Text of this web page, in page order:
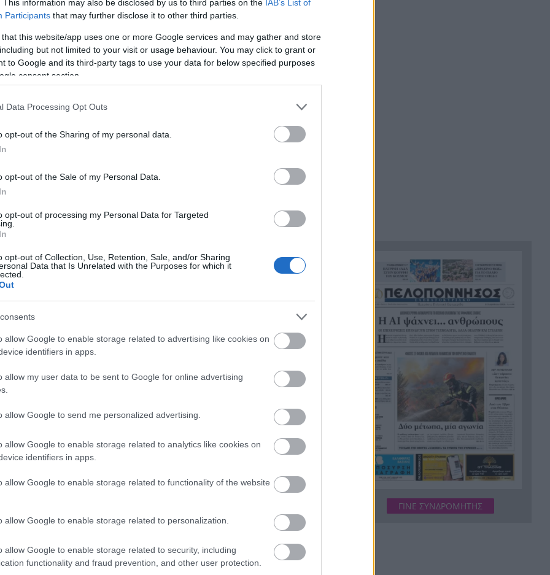
This information may also be disclosed by us to third parties on the IAB’s List of
Participants that may further disclose it to other third parties.
that this website/app uses one or more Google services and may gather and store
but not limited to your visit or usage behaviour. You may click to grant or
to Google and its third-party tags to use your data for below specified purposes
consent section.
Data Processing Opt Outs
opt-out of the Sharing of my personal data.
opt-out of the Sale of my Personal Data.
opt-out of processing my Personal Data for Targeted
opt-out of Collection, Use, Retention, Sale, and/or Sharing
Data that Is Unrelated with the Purposes for which it
allow Google to enable storage related to advertising like cookies on
identifiers in apps.
allow my user data to be sent to Google for online advertising
allow Google to send me personalized advertising.
allow Google to enable storage related to analytics like cookies on
identifiers in apps.
allow Google to enable storage related to functionality of the website
allow Google to enable storage related to personalization.
allow Google to enable storage related to security, including
functionality and fraud prevention, and other user protection.
καταγγέλλει αδράνεια
μετά την απόφαση του τοπικού δικαστηρίου να μην ασκηθεί δίωξη
την απογοήτευσή της, υποστηρίζοντας ότι η υπόθεση της κόρης
είχε δεχθεί πυροβολισμό στην καρδιά, με κατεύθυνση προς τα
έπρεπε να εξεταστεί πιο σοβαρά.
ο πατέρας
Βρετανία στις 10 Ιανουαρίου 2025, όμως πριν από την αναχώρησή
της.
έγινε κατά λάθος. Σύμφωνα με όσα δήλωσε, ήταν μεθυσμένος και
από αμέλεια. Ωστόσο, η τοπική επιτροπή ενόρκων κατέληξε
με αποτέλεσμα να μη του απαγγελθούν κατηγορίες.
του πυροβολισμού
Σαμ Λίτλτερ, η ένταση ξεκίνησε όταν η νεαρή γυναίκα ρώτησε τον
πέσει θύμα σεξουαλικής κακοποίησης.
συνεγερμού για πυρκαγιά
20:18
Πώς εξηγεί την τραγωδία στην
Ψάθα ο αντιπτέραρχος εα Β.
Βρεττός
Για 2η φορά σε λίγες μέρες στο
Συντονιστικό ο Πρωθυπουργός
19:53 Η Καρυστιανού καθάρισε
στεγνά τον Αυγερινό
19:46 Αν δεν βγάλατε νέα ταυτότητα
ή δεν έχετε διαβατήριο,
ξεχάστε τα ταξίδια!
ΓΙΝΕ ΣΥΝΔΡΟΜΗΤΗΣ